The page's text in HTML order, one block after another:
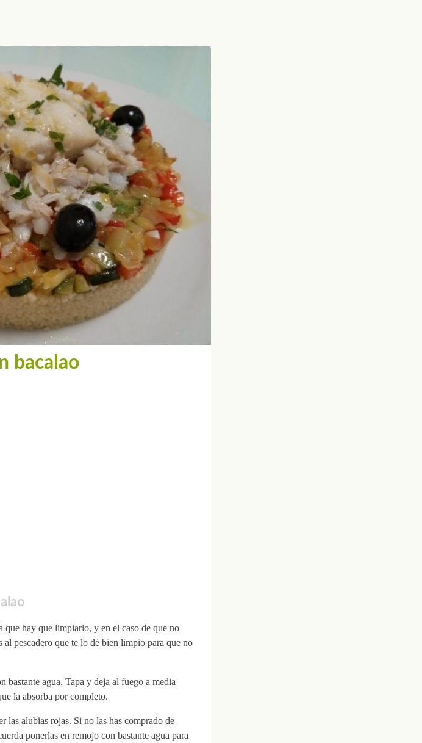
bacalao
que hay que limpiarlo, y en el caso de que no
al pescadero que te lo dé bien limpio para que no
bastante agua. Tapa y deja al fuego a media
la absorba por completo.
las alubias rojas. Si no las has comprado de
ponerlas en remojo con bastante agua para